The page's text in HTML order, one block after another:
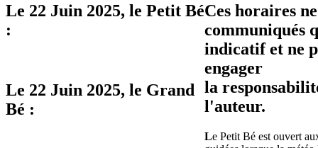
Le 22 Juin 2025, le Petit Bé
:
Le 22 Juin 2025, le Grand
Bé :
Ces horaires
communiqués
indicatif et ne
engager
la
l'auteur.
Le Petit Bé est ouvert